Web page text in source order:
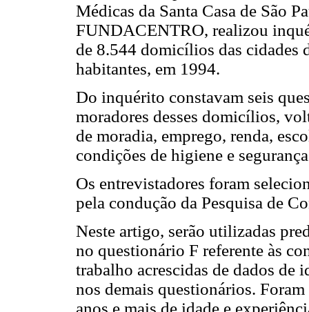
Médicas da Santa Casa de São
FUNDACENTRO, realizou
de 8.544 domicílios das cidades
habitantes, em 1994.
Do inquérito constavam seis
moradores desses domicílios,
de moradia, emprego, renda,
condições de higiene e
Os entrevistadores foram
pela condução da Pesquisa de
Neste artigo, serão utilizadas
no questionário F referente às
trabalho acrescidas de dados de
nos demais questionários.